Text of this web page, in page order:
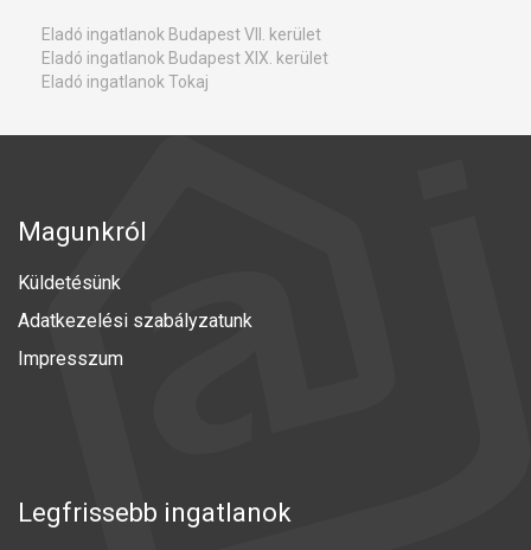
Eladó ingatlanok Budapest VII. kerület
Eladó ingatlanok Budapest XIX. kerület
Eladó ingatlanok Tokaj
Magunkról
Küldetésünk
Adatkezelési szabályzatunk
Impresszum
Legfrissebb ingatlanok